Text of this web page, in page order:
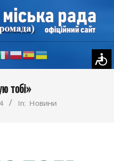
тобі»
In: Новини